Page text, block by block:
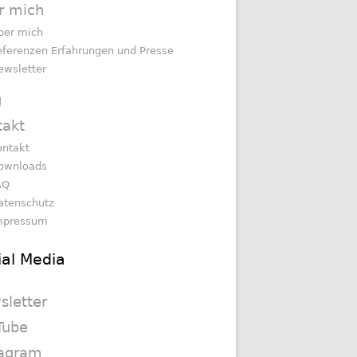
mich
mich
Erfahrungen und Presse
Media